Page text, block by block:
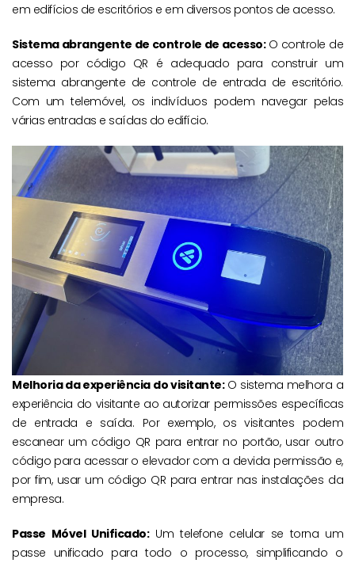
em edifícios de escritórios e em diversos pontos de acesso.
Sistema abrangente de controle de acesso:O controle de
acesso por código QR é adequado para construir um
sistema abrangente de controle de entrada de escritório.
Com um telemóvel, os indivíduos podem navegar pelas
várias entradas e saídas do edifício.
Melhoria da experiência do visitante:O sistema melhora a
experiência do visitante ao autorizar permissões específicas
de entrada e saída. Por exemplo, os visitantes podem
escanear um código QR para entrar no portão, usar outro
código para acessar o elevador com a devida permissão e,
por fim, usar um código QR para entrar nas instalações da
empresa.
Passe Móvel Unificado:Um telefone celular se torna um
passe unificado para todo o processo, simplificando o